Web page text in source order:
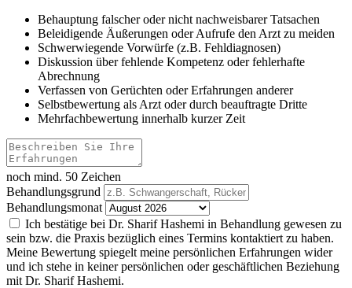
Behauptung falscher oder nicht nachweisbarer Tatsachen
Beleidigende Äußerungen oder Aufrufe den Arzt zu meiden
Schwerwiegende Vorwürfe (z.B. Fehldiagnosen)
Diskussion über fehlende Kompetenz oder fehlerhafte
Abrechnung
Verfassen von Gerüchten oder Erfahrungen anderer
Selbstbewertung als Arzt oder durch beauftragte Dritte
Mehrfachbewertung innerhalb kurzer Zeit
noch mind. 50 Zeichen
Behandlungsgrund
Behandlungsmonat
Ich bestätige bei Dr. Sharif Hashemi in Behandlung gewesen zu
sein bzw. die Praxis bezüglich eines Termins kontaktiert zu haben.
Meine Bewertung spiegelt meine persönlichen Erfahrungen wider
und ich stehe in keiner persönlichen oder geschäftlichen Beziehung
mit Dr. Sharif Hashemi.